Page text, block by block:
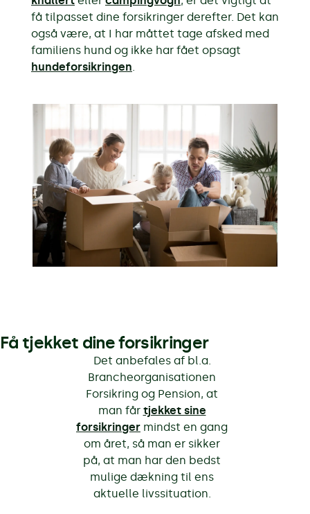
få tilpasset dine forsikringer derefter. Det kan
også være, at I har måttet tage afsked med
familiens hund og ikke har fået opsagt
hundeforsikringen.
Få tjekket dine forsikringer
Det anbefales af bl.a.
Brancheorganisationen
Forsikring og Pension, at
man får tjekket sine
forsikringer mindst en gang
om året, så man er sikker
på, at man har den bedst
mulige dækning til ens
aktuelle livssituation.